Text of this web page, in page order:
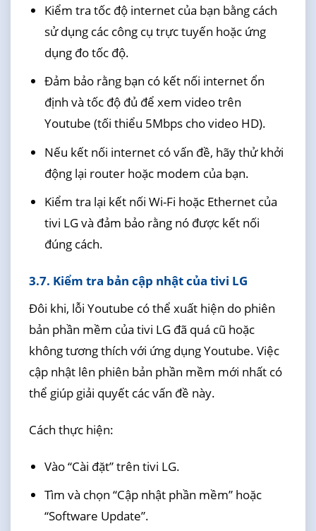
Kiểm tra tốc độ internet của bạn bằng cách
sử dụng các công cụ trực tuyến hoặc ứng
dụng đo tốc độ.
Đảm bảo rằng bạn có kết nối internet ổn
định và tốc độ đủ để xem video trên
Youtube (tối thiểu 5Mbps cho video HD).
Nếu kết nối internet có vấn đề, hãy thử khởi
động lại router hoặc modem của bạn.
Kiểm tra lại kết nối Wi-Fi hoặc Ethernet của
tivi LG và đảm bảo rằng nó được kết nối
đúng cách.
3.7. Kiểm tra bản cập nhật của tivi LG
Đôi khi, lỗi Youtube có thể xuất hiện do phiên
bản phần mềm của tivi LG đã quá cũ hoặc
không tương thích với ứng dụng Youtube. Việc
cập nhật lên phiên bản phần mềm mới nhất có
thể giúp giải quyết các vấn đề này.
Cách thực hiện:
Vào “Cài đặt” trên tivi LG.
Tìm và chọn “Cập nhật phần mềm” hoặc
“Software Update”.